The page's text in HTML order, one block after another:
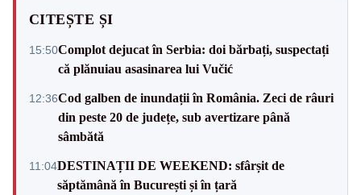
CITEȘTE ȘI
15:50Complot dejucat în Serbia: doi bărbați, suspectați
că plănuiau asasinarea lui Vučić
12:36Cod galben de inundații în România. Zeci de râuri
din peste 20 de județe, sub avertizare până
sâmbătă
11:04DESTINAȚII DE WEEKEND: sfârșit de
săptămână în București și în țară